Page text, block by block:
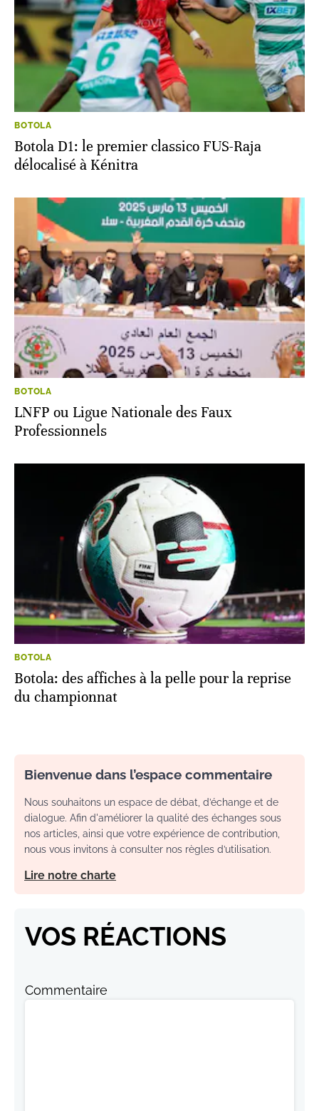
BOTOLA
Botola D1: le premier classico FUS-Raja
délocalisé à Kénitra
BOTOLA
LNFP ou Ligue Nationale des Faux
Professionnels
BOTOLA
Botola: des affiches à la pelle pour la reprise
du championnat
Bienvenue dans l’espace commentaire
Nous souhaitons un espace de débat, d’échange et de
dialogue. Afin d'améliorer la qualité des échanges sous
nos articles, ainsi que votre expérience de contribution,
nous vous invitons à consulter nos règles d’utilisation.
Lire notre charte
VOS RÉACTIONS
Commentaire